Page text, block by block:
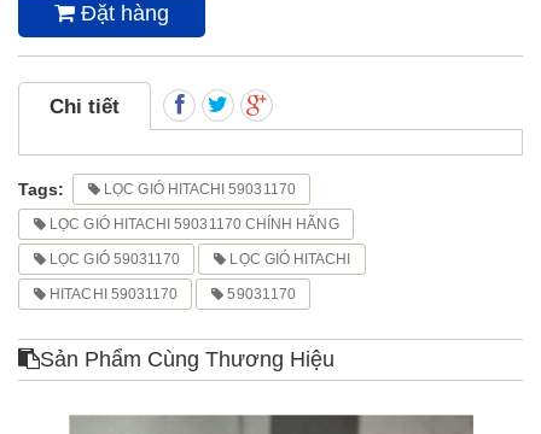
Đặt hàng
Chi tiết
Tags: LỌC GIÓ HITACHI 59031170
LỌC GIÓ HITACHI 59031170 CHÍNH HÃNG
LỌC GIÓ 59031170 LỌC GIÓ HITACHI
HITACHI 59031170 59031170
Sản Phẩm Cùng Thương Hiệu